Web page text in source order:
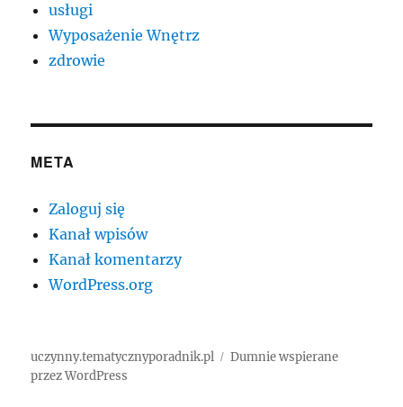
usługi
Wyposażenie Wnętrz
zdrowie
META
Zaloguj się
Kanał wpisów
Kanał komentarzy
WordPress.org
uczynny.tematycznyporadnik.pl
Dumnie wspierane
przez WordPress